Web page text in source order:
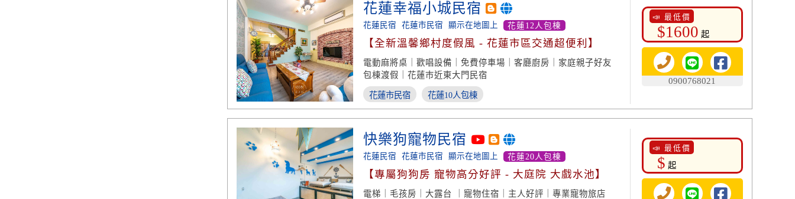
花蓮幸福小城民宿
花蓮民宿 花蓮市民宿 顯示在地圖上 花蓮12人包棟
【全新溫馨鄉村度假風 - 花蓮市區交通超便利】
電動麻將桌｜歡唱設備｜免費停車場｜客廳廚房｜家庭親子好友
包棟渡假｜花蓮巿近東大門民宿
花蓮市民宿 花蓮10人包棟
📣 最低價
$1600 起
0900768021
快樂狗寵物民宿
花蓮民宿 花蓮市民宿 顯示在地圖上 花蓮20人包棟
【專屬狗狗房 寵物高分好評 - 大庭院 大戲水池】
電梯｜毛孩房｜大露台 ｜寵物住宿｜主人好評｜專業寵物旅店
📣 最低價
$ 起